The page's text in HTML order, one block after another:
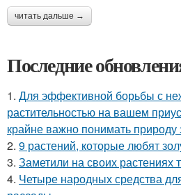
читать дальше →
Последние
1. Для эффективной борьбы с
растительностью на вашем
крайне важно понимать природу
2. 9 растений, которые любят
3. Заметили на своих растениях
4. Четыре народных средства